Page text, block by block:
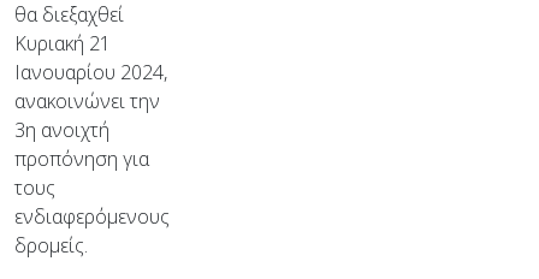
θα διεξαχθεί
Κυριακή 21
Ιανουαρίου 2024,
ανακοινώνει την
3η ανοιχτή
προπόνηση για
τους
ενδιαφερόμενους
δρομείς.